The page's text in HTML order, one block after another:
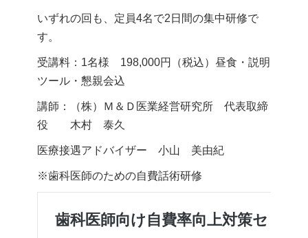
いずれの回も、定員4名で2日間の集中研修で
す。
受講料：1名様 198,000円（税込）昼食・説明
ツール・懇親会込
講師：（株）Ｍ＆Ｄ医業経営研究所 代表取締
役 木村 泰久
医療接遇アドバイザー 小山 美由紀
※歯科医師のための自費話術研修